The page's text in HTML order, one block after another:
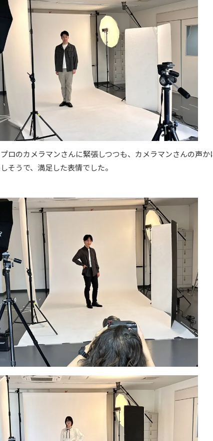
ロのカメラマンさんに緊張しつつも、カメラマンさんの声か
そうで、満足した表情でした。